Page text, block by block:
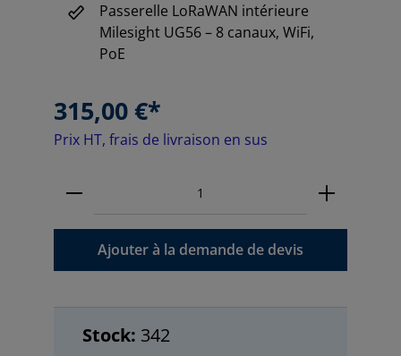
Passerelle LoRaWAN intérieure
Milesight UG56 – 8 canaux, WiFi,
PoE
315,00 €*
Prix HT, frais de livraison en sus
Ajouter à la demande de devis
Stock: 342